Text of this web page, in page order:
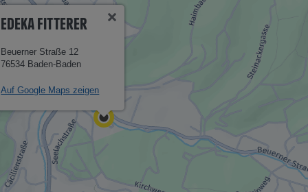
EDEKA FITTERER
Beuerner Straße 12
76534 Baden-Baden
Auf Google Maps zeigen